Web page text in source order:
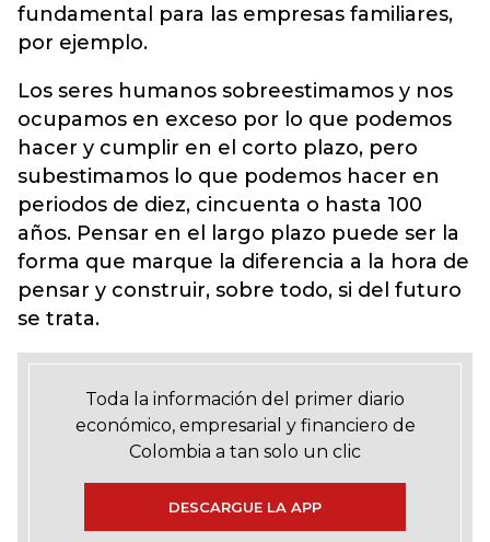
fundamental para las empresas familiares,
por ejemplo.
Los seres humanos sobreestimamos y nos
ocupamos en exceso por lo que podemos
hacer y cumplir en el corto plazo, pero
subestimamos lo que podemos hacer en
periodos de diez, cincuenta o hasta 100
años. Pensar en el largo plazo puede ser la
forma que marque la diferencia a la hora de
pensar y construir, sobre todo, si del futuro
se trata.
Toda la información del primer diario
económico, empresarial y financiero de
Colombia a tan solo un clic
DESCARGUE LA APP